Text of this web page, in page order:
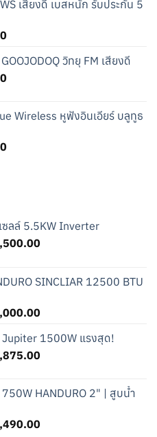
฿140.00.
เสียงดี เบสหนัก รับประกัน 5
Current
is:
฿119.00.
วิทยุ FM เสียงดี
Current
฿176.00.
Wireless หูฟังอินเอียร์ บลูทูธ
Current
ลล์ 5.5KW Inverter
Current
฿19,500.00.
SINCLIAR 12500 BTU
Current
is:
฿22,000.00.
Jupiter 1500W แรงสุด!
Current
฿14,875.00.
750W HANDURO 2" | สูบน้ำ
Current